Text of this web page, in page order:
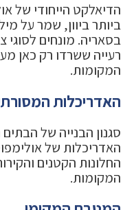
הדיאלקט הייחודי של
ביותר ביוון, שמר על
בסאריה. מונחים לסוגי
רעייה ששרדו רק כאן
המקומות.
האדריכלות
סגנון הבנייה של
האדריכלות של
החלונות הקטנים
המקומות.